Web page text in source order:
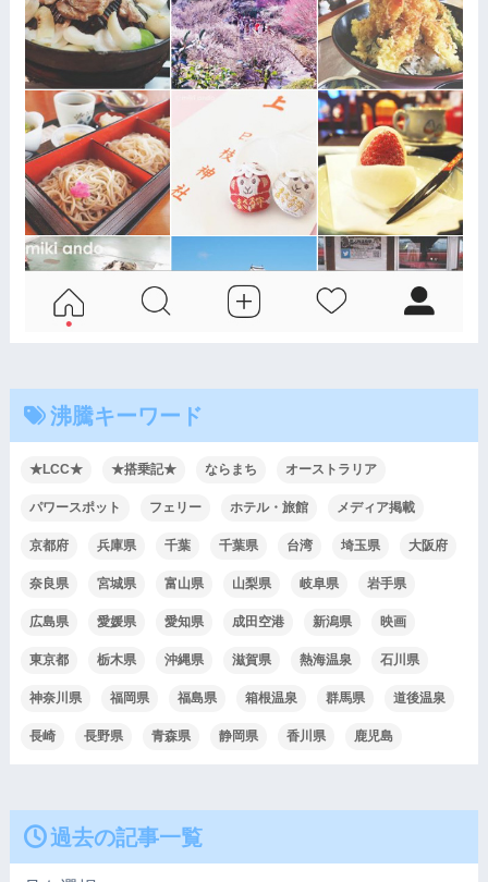
沸騰キーワード
★LCC★ ★搭乗記★ ならまち オーストラリア
パワースポット フェリー ホテル・旅館 メディア掲載
京都府 兵庫県 千葉 千葉県 台湾 埼玉県 大阪府
奈良県 宮城県 富山県 山梨県 岐阜県 岩手県
広島県 愛媛県 愛知県 成田空港 新潟県 映画
東京都 栃木県 沖縄県 滋賀県 熱海温泉 石川県
神奈川県 福岡県 福島県 箱根温泉 群馬県 道後温泉
長崎 長野県 青森県 静岡県 香川県 鹿児島
過去の記事一覧